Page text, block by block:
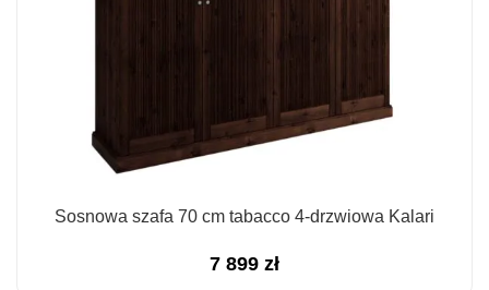
Sosnowa szafa 70 cm tabacco 4-drzwiowa Kalari
7 899 zł